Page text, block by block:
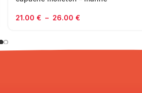
21.00 € – 26.00 €